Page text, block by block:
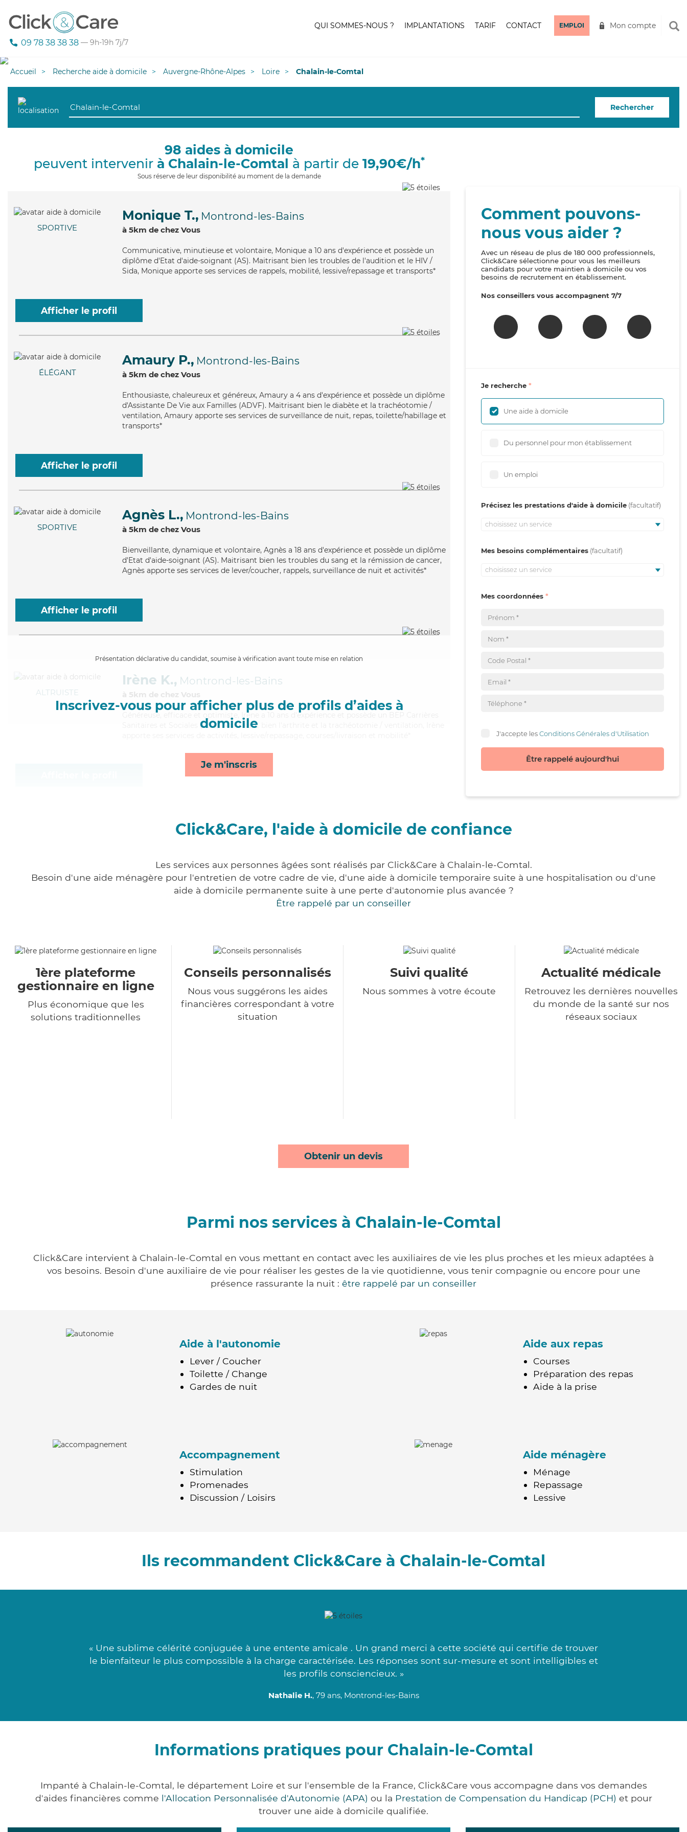
09 78 38 38 38 — 9h-19h 7j/7
QUI SOMMES-NOUS ? IMPLANTATIONS TARIF CONTACT EMPLOI Mon compte
Accueil Recherche aide à domicile Auvergne-Rhône-Alpes Loire Chalain-le-Comtal
Rechercher
98 aides à domicile
peuvent intervenir à Chalain-le-Comtal à partir de 19,90€/h*
Sous réserve de leur disponibilité au moment de la demande
SPORTIVE
Monique T., Montrond-les-Bains
à 5km de chez Vous
Communicative, minutieuse et volontaire, Monique a 10 ans d'expérience et possède un
diplôme d'Etat d'aide-soignant (AS). Maitrisant bien les troubles de l'audition et le HIV /
Sida, Monique apporte ses services de rappels, mobilité, lessive/repassage et transports*
Afficher le profil
ÉLÉGANT
Amaury P., Montrond-les-Bains
à 5km de chez Vous
Enthousiaste, chaleureux et généreux, Amaury a 4 ans d'expérience et possède un diplôme
d'Assistante De Vie aux Familles (ADVF). Maitrisant bien le diabète et la trachéotomie /
ventilation, Amaury apporte ses services de surveillance de nuit, repas, toilette/habillage et
transports*
Afficher le profil
SPORTIVE
Agnès L., Montrond-les-Bains
à 5km de chez Vous
Bienveillante, dynamique et volontaire, Agnès a 18 ans d'expérience et possède un diplôme
d'Etat d'aide-soignant (AS). Maitrisant bien les troubles du sang et la rémission de cancer,
Agnès apporte ses services de lever/coucher, rappels, surveillance de nuit et activités*
Afficher le profil
Présentation déclarative du candidat, soumise à vérification avant toute mise en relation
Inscrivez-vous pour afficher plus de profils d’aides à
domicile
Je m'inscris
ALTRUISTE
Irène K., Montrond-les-Bains
à 5km de chez Vous
Généreuse
, efficace et optimiste, Irène a 10 ans d'expérience et possède un BEP Carrières
Sanitaires et Sociales (CSS). Maitrisant bien l'arthrite et la trachéotomie / ventilation, Irène
Comment pouvons-
nous vous aider ?
Avec un réseau de plus de 180 000 professionnels,
Click&Care sélectionne pour vous les meilleurs
candidats pour votre maintien à domicile ou vos
besoins de recrutement en établissement.
Nos conseillers vous accompagnent 7/7
Je recherche
Une aide à domicile
Du personnel pour mon établissement
Un emploi
Précisez les prestations d'aide à domicile
choisissez un service
Mes besoins complémentaires
choisissez un service
Mes coordonnées
J'accepte lesConditions Générales d'Utilisation
Être rappelé aujourd'hui
Click&Care, l'aide à domicile de confiance
Les services aux personnes âgées sont réalisés par Click&Care à Chalain-le-Comtal.
Besoin d'une aide ménagère pour l'entretien de votre cadre de vie, d'une aide à domicile temporaire suite à une hospitalisation ou d'une
aide à domicile permanente suite à une perte d'autonomie plus avancée ?
Être rappelé par un conseiller
1ère plateforme
gestionnaire en ligne
Plus économique que les
solutions traditionnelles
Conseils personnalisés
Nous vous suggérons les aides
financières correspondant à votre
situation
Suivi qualité
Nous sommes à votre écoute
Actualité médicale
Retrouvez les dernières nouvelles
du monde de la santé sur nos
réseaux sociaux
Obtenir un devis
Parmi nos services à Chalain-le-Comtal
Click&Care intervient à Chalain-le-Comtal en vous mettant en contact avec les auxiliaires de vie les plus proches et les mieux adaptées à
vos besoins. Besoin d'une auxiliaire de vie pour réaliser les gestes de la vie quotidienne, vous tenir compagnie ou encore pour une
présence rassurante la nuit : être rappelé par un conseiller
Aide à l'autonomie
Lever / Coucher
Toilette / Change
Gardes de nuit
Aide aux repas
Courses
Préparation des repas
Aide à la prise
Accompagnement
Stimulation
Promenades
Discussion / Loisirs
Aide ménagère
Ménage
Repassage
Lessive
Ils recommandent Click&Care à Chalain-le-Comtal
« Une sublime célérité conjuguée à une entente amicale . Un grand merci à cette société qui certifie de trouver
le bienfaiteur le plus compossible à la charge caractérisée. Les réponses sont sur-mesure et sont intelligibles et
les profils consciencieux. »
Nathalie H., 79 ans, Montrond-les-Bains
Informations pratiques pour Chalain-le-Comtal
Impanté à Chalain-le-Comtal, le département Loire et sur l'ensemble de la France, Click&Care vous accompagne dans vos demandes
d'aides financières comme l'Allocation Personnalisée d'Autonomie (APA) ou la Prestation de Compensation du Handicap (PCH) et pour
trouver une aide à domicile qualifiée.